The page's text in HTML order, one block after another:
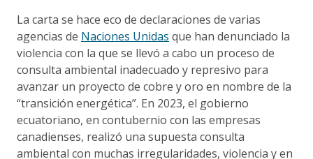
La carta se hace eco de declaraciones de varias
agencias de Naciones Unidas que han denunciado la
violencia con la que se llevó a cabo un proceso de
consulta ambiental inadecuado y represivo para
avanzar un proyecto de cobre y oro en nombre de la
“transición energética”. En 2023, el gobierno
ecuatoriano, en contubernio con las empresas
canadienses, realizó una supuesta consulta
ambiental con muchas irregularidades, violencia y en